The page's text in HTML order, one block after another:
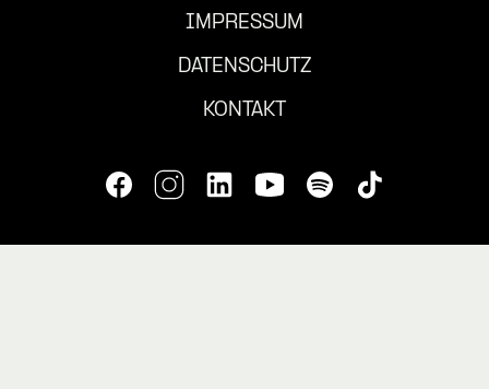
IMPRESSUM
DATENSCHUTZ
KONTAKT